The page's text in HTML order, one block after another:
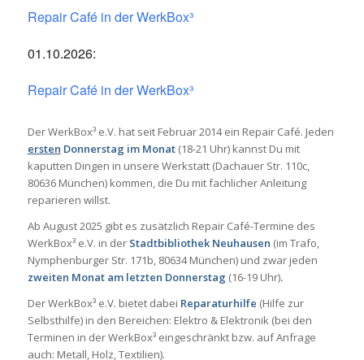
Repair Café in der WerkBox³
01.10.2026:
Repair Café in der WerkBox³
Der WerkBox³ e.V. hat seit Februar 2014 ein Repair Café. Jeden
ersten Donnerstag im Monat(18-21 Uhr) kannst Du mit
kaputten Dingen in unsere Werkstatt (Dachauer Str. 110c,
80636 München) kommen, die Du mit fachlicher Anleitung
reparieren willst.
Ab August 2025 gibt es zusätzlich Repair Café-Termine des
WerkBox³ e.V. in der Stadtbibliothek Neuhausen (im Trafo,
Nymphenburger Str. 171b, 80634 München) und zwar jeden
zweiten Monat am letzten Donnerstag (16-19 Uhr).
Der WerkBox³ e.V. bietet dabei Reparaturhilfe (Hilfe zur
Selbsthilfe) in den Bereichen: Elektro & Elektronik (bei den
Terminen in der WerkBox³ eingeschränkt bzw. auf Anfrage
auch: Metall, Holz, Textilien).